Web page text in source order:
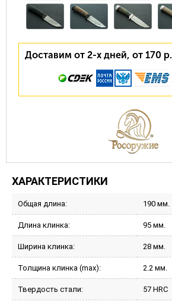
Доставим от 2-х дней, от 170 р.
ХАРАКТЕРИСТИКИ
Общая длина: 190 мм.
Длина клинка: 95 мм.
Ширина клинка: 28 мм.
Толщина клинка (max): 2.2 мм.
Твердость стали: 57 HRC